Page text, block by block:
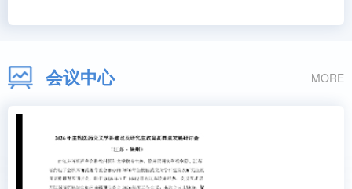
会议中心 MORE